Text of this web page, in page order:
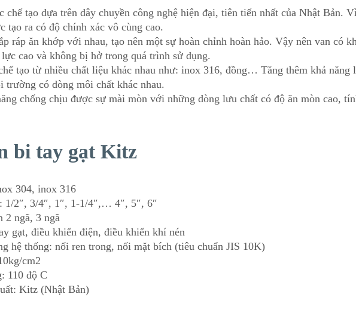
chế tạo dựa trên dây chuyền công nghệ hiện đại, tiên tiến nhất của Nhật Bản.
tạo ra có độ chính xác vô cùng cao.
ráp ăn khớp với nhau, tạo nên một sự hoàn chỉnh hoàn hảo. Vậy nên van có
cao và không bị hở trong quá trình sử dụng.
tạo từ nhiều chất liệu khác nhau như: inox 316, đồng… Tăng thêm khả năng
trường có dòng môi chất khác nhau.
chống chịu được sự mài mòn với những dòng lưu chất có độ ăn mòn cao,
bi tay gạt Kitz
304, inox 316
1/2″, 3/4″, 1″, 1-1/4″,… 4″, 5″, 6″
2 ngã, 3 ngã
gạt, điều khiển điện, điều khiển khí nén
hệ thống: nối ren trong, nối mặt bích (tiêu chuẩn JIS 10K)
cm2
110 độ C
Kitz (Nhật Bản)